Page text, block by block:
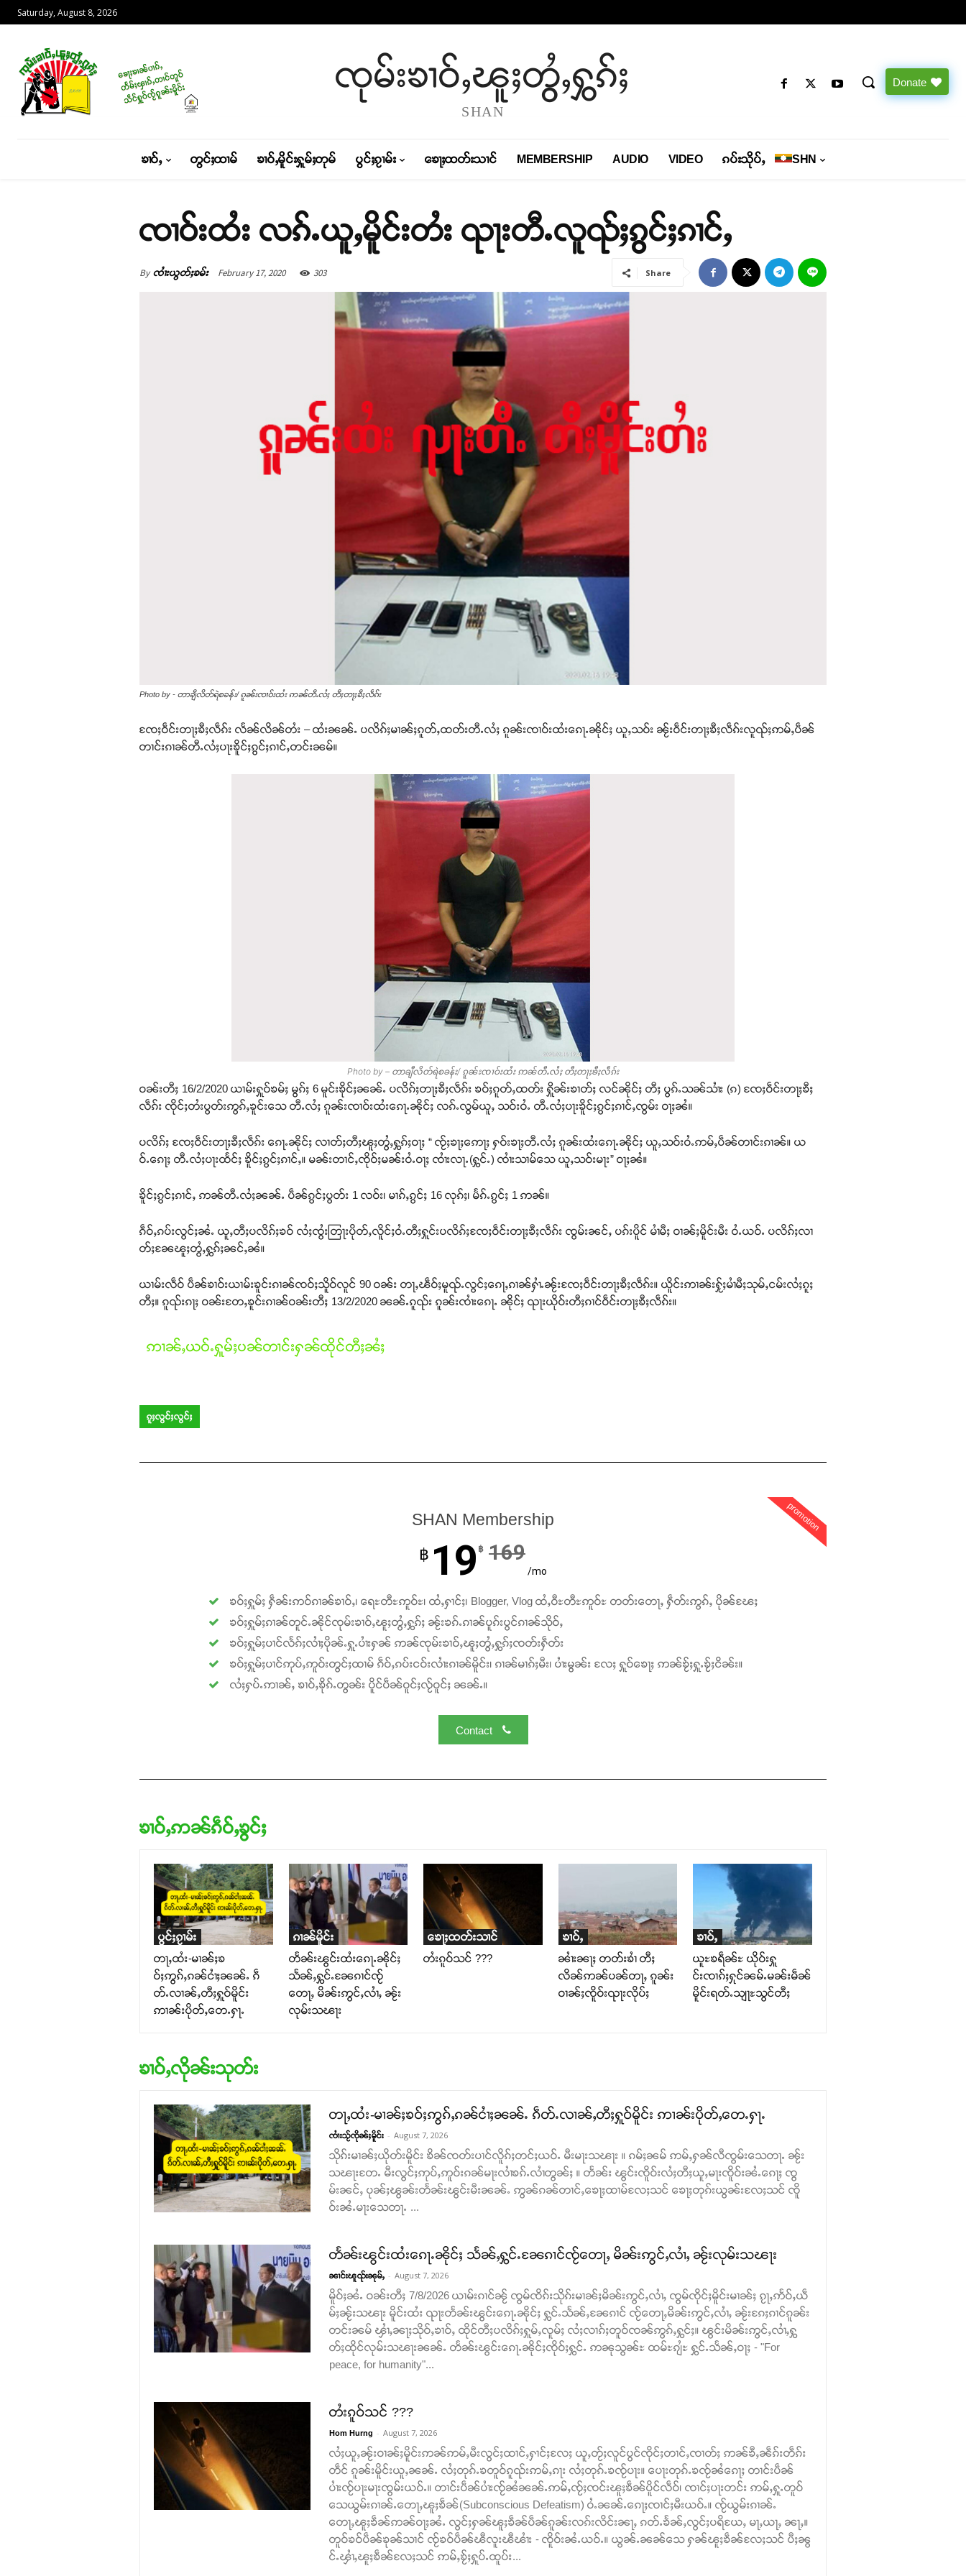
Saturday, August 8, 2026
ၸုမ်းၶၢဝ်ႇၽူႈတွႆႇႁွၵ်ႈ
SHAN
Donate
ၶၢဝ်ႇ တွင်ႈထၢမ် ၶၢဝ်ႇမိူင်းႁူမ်ႈတုမ် ပွင်ႈၵႂၢမ်း ၶေႃႈထတ်းသၢင် MEMBERSHIP AUDIO VIDEO ၵပ်းသိုပ်ႇ SHN
ၸၢဝ်းထႆး လၵ်ႉယူႇမိူင်းတႆး ၺႃးတီႉလူၺ်ႈၵွင်ႈၵၢင်ႇ
By ၸၢႆးယွတ်ႈၶမ်း February 17, 2020 303 Share
Photo by - တာချီလိတ်ရဲစခန်း/ ၵူၼ်းၸၢဝ်းထႆး ဢၼ်တီႉလႆႈ တီႈတႃႈၶီႈလဵၵ်း
ၸႄႈဝဵင်းတႃႈၶီႈလဵၵ်း လႅၼ်လိၼ်တႆး – ထႆးၼၼ်ႉ ပလိၵ်ႈမၢၼ်ႈၵူတ်ႇထတ်းတီႉလႆႈ ၵူၼ်းၸၢဝ်းထႆးၵေႃႉၼိုင်ႈ ယူႇသဝ်း ၼႂ်းဝဵင်းတႃႈၶီႈလဵၵ်းလူၺ်ႈဢမ်ႇပဵၼ်
တၢင်းၵၢၼ်တီႉလႆႈပႃးၶိူင်ႈၵွင်ႈၵၢင်ႇတင်းၼမ်။
Photo by – တာချီလိတ်ရဲစခန်း/ ၵူၼ်းၸၢဝ်းထႆး ဢၼ်တီႉလႆႈ တီႈတႃႈၶီႈလဵၵ်း
ဝၼ်းတီႈ 16/2/2020 ယၢမ်းႁူဝ်ၶမ်ႈ မွၵ်ႈ 6 မူင်းၶိုင်ႈၼၼ်ႉ ပလိၵ်ႈတႃႈၶီႈလဵၵ်း ၶဝ်ႈၵူတ်ႇထတ်း ႁိူၼ်းၶၢတ်ႈ လင်ၼိုင်ႈ တီႈ ပွၵ်ႉသၼ်သၢႆး (ၵ) ၸႄႈဝဵင်းတႃႈၶီႈ
လဵၵ်း ၸိုင်ႈတႆးပွတ်းဢွၵ်ႇၶူင်းသေ တီႉလႆႈ ၵူၼ်းၸၢဝ်းထႆးၵေႃႉၼိုင်ႈ လၵ်ႉလွမ်ယူႇ သဝ်းဝႆႉ တီႉလႆႈပႃးၶိူင်ႈၵွင်ႈၵၢင်ႇၸွမ်း ဝႃႈၼႆ။
ပလိၵ်ႈ ၸႄႈဝဵင်းတႃႈၶီႈလဵၵ်း ၵေႃႉၼိုင်ႈ လၢတ်ႈတီႈၽူႈတွႆႇႁွၵ်ႈဝႃႈ “ ၸႂ်ႈၶႃႈဢေႃႈ ႁဝ်းၶႃႈတီႉလႆႈ ၵူၼ်းထႆးၵေႃႉၼိုင်ႈ ယူႇသဝ်းဝႆႉဢမ်ႇပဵၼ်တၢင်းၵၢၼ်။ ယ
ဝ်ႉၵေႃႈ တီႉလႆႈပႃးထႅင်ႈ ၶိူင်ႈၵွင်ႈၵၢင်ႇ။ မၼ်းတၢင်ႇၸိုဝ်ႈမၼ်းဝႆႉဝႃႈ ၸၢႆးလႃႉ(ႁွင်ႉ) ၸၢႆးသၢမ်သေ ယူႇသဝ်းမႃး” ဝႃႈၼႆ။
ၶိူင်ႈၵွင်ႈၵၢင်ႇ ဢၼ်တီႉလႆႈၼၼ်ႉ ပဵၼ်ၵွင်ႈပွတ်း 1 လဝ်း၊ မၢၵ်ႇၵွင်ႈ 16 လုၵ်ႈ၊ မႅၵ်ႉၵွင်ႈ 1 ဢၼ်။
ၵဵဝ်ႇၵပ်းလွင်ႈၼႆႉ ယူႇတီႈပလိၵ်ႈၶဝ် လႆႈၸွႆးတြႃးပိုတ်ႇလိူင်ႈဝႆႉတီႈႁူင်းပလိၵ်ႈၸႄႈဝဵင်းတႃႈၶီႈလဵၵ်း ၸွမ်းၼင်ႇ ပၵ်းပိူင် မၢႆမီႈ ဝၢၼ်ႈမိူင်းမီး ဝႆႉယဝ်ႉ ပလိၵ်ႈလၢ
တ်ႈၼႄၽူႈတွႆႇႁွၵ်ႈၼင်ႇၼႆ။
ယၢမ်းလဵဝ် ပဵၼ်ၶၢဝ်းယၢမ်းၶူင်းၵၢၼ်ၸဝ်ႈသိူဝ်လူင် 90 ဝၼ်း တႃႇၽဵဝ်ႈမူၺ်ႉလွင်ႈၵေႃႇၵၢၼ်ႁၢႆႉၼႂ်းၸႄႈဝဵင်းတႃႈၶီႈလဵၵ်း။ ယိူင်းဢၢၼ်းႁႂ်ႈမၢႆမီႈသုမ်ႇငမ်းလႆႈၵူႈ
တီႈ။ ၵူၺ်းၵႃႈ ဝၼ်းတႄႇၶူင်းၵၢၼ်ဝၼ်းတီႈ 13/2/2020 ၼၼ်ႉၵူၺ်း ၵူၼ်းၸၢႆးၵေႃႉ ၼိုင်ႈ ၺႃးယိုဝ်းတီႈၵၢင်ဝဵင်းတႃႈၶီႈလဵၵ်း။
ဢၢၼ်ႇယဝ်ႉႁူမ်ႈပၼ်တၢင်းႁၼ်ထိုင်တီႈၼႆႈ
ၵူႈလွင်ႈလွင်ႈ
promotion
SHAN Membership
฿ 19 ฿ 169
/mo
ၶဝ်ႈႁူမ်ႈ ႁဵၼ်းဢဝ်ၵၢၼ်ၶၢဝ်ႇ၊ ရေႊတီႊဢူဝ်ႊ၊ ထႆႇႁၢင်ႈ၊ Blogger, Vlog ထႆႇဝီႊတီႊဢူဝ်ႊ တတ်းတေႃႇ ႁဵတ်းဢွၵ်ႇ ပိုၼ်ၽႄႈ
ၶဝ်ႈႁူမ်ႈၵၢၼ်တူင်ႉၼိုင်ၸုမ်းၶၢဝ်ႇၽူႈတွႆႇႁွၵ်ႈ ၼႂ်းၶၵ်ႉၵၢၼ်ပူၵ်းပွင်ၵၢၼ်သိုဝ်ႇ
ၶဝ်ႈႁူမ်ႈပၢင်လႅၵ်ႈလၢႆႈပိုၼ်ႉႁူႉပၢႆးႁၼ် ဢၼ်ၸုမ်းၶၢဝ်ႇၽူႈတွႆႇႁွၵ်ႈၸတ်းႁဵတ်း
ၶဝ်ႈႁူမ်ႈပၢင်ဢုပ်ႇဢူဝ်းတွင်ႈထၢမ် ၵဵဝ်ႇၵပ်းငဝ်းလၢႆးၵၢၼ်မိူင်း၊ ၵၢၼ်မၢၵ်ႈမီး၊ ပၢႆးမွၼ်း လႄႈ ႁူဝ်ၶေႃႈ ဢၼ်ၶႂ်ႈႁူႉၶႂ်ႈငိၼ်း။
လႆႈႁပ်ႉဢၢၼ်ႇ ၶၢဝ်ႇၶိုၵ်ႉတွၼ်း ပိူင်ပဵၼ်ဝူင်ႈလႂ်ဝူင်ႈ ၼၼ်ႉ။
Contact
ၶၢဝ်ႇဢၼ်ၵဵဝ်ႇၶွင်ႈ
ပွင်ႈၵႂၢမ်း
တႃႇထႆး-မၢၼ်ႈၶ
ဝ်ႈဢွၵ်ႇၵၼ်ငၢႆႈၼၼ်ႉ ၵဵ
တ်ႉလၢၼ်ႇတီႈႁူဝ်မိူင်း
ဢၢၼ်းပိုတ်ႇတေႉႁႃႉ
ၵၢၼ်မိူင်း
တႅၼ်းၽွင်းထႆးၵေႃႉၼိုင်ႈ
သႅၼ်ႇႁွင်ႉၼႄၵၢင်ၸႂ်
တေႃႇ မိၼ်းဢွင်ႇလၢႆႇ ၼႂ်း
လုမ်းသၽႃး
ၶေႃႈထတ်းသၢင်
တႆးၵူဝ်သင် ???
ၶၢဝ်ႇ
ၼၢႆးၼႃႈ တတ်းၶၢႆ တီႈ
လိၼ်ဢၼ်ပၼ်တႃႇ ၵူၼ်း
ဝၢၼ်ႈၸိူဝ်းၺႃးလိုပ်ႈ
ၶၢဝ်ႇ
ယူႊၶရဵၼ်ႊ ယိုဝ်းႁူ
င်းၸၢၵ်ႈႁုင်ၼမ်ႉမၼ်းမဵၼ်
မိူင်းရတ်ႉသျႃႊသွင်တီႈ
ၶၢဝ်ႇလိုၼ်းသုတ်း
တႃႇထႆး-မၢၼ်ႈၶဝ်ႈဢွၵ်ႇၵၼ်ငၢႆႈၼၼ်ႉ ၵဵတ်ႉလၢၼ်ႇတီႈႁူဝ်မိူင်း ဢၢၼ်းပိုတ်ႇတေႉႁႃႉ
ၸၢႆးသႂ်ၸိုၼ်ႈမိူင်း - August 7, 2026
သိုၵ်းမၢၼ်ႈယိုတ်းမိူင်း ၶိၼ်ၸတ်းပၢင်လိူၵ်ႈတင်ႈယဝ်ႉ မီးမႃးသၽႃး ။ ၵမ်ႈၼမ် ဢမ်ႇႁၼ်လီၸွမ်းသေတႃႉ ၼႂ်း
သၽႃးတႄႉ မီးလွင်ႈဢုပ်ႇဢူဝ်းၵၼ်မႃးလၢႆၶၵ်ႉလၢႆတွၼ်ႈ ။ တႅၼ်း ၽွင်းၸိူဝ်းလႆႈတီႈယူႇမႃးၸိူဝ်းၼႆႉၵေႃႈ ၸွ
မ်းၼင်ႇ ပုၼ်ႈၽွၼ်းတႅၼ်းၽွင်းမီးၼၼ်ႉ ဢွၼ်ၵၼ်တၢင်ႇၶေႃႈထၢမ်လႄႈသင် ၶေႃႈတုၵ်းယွၼ်းလႄႈသင် ၸိူ
ဝ်းၼႆႉမႃးသေတႃႉ ...
တႅၼ်းၽွင်းထႆးၵေႃႉၼိုင်ႈ သႅၼ်ႇႁွင်ႉၼႄၵၢင်ၸႂ်တေႃႇ မိၼ်းဢွင်ႇလၢႆႇ ၼႂ်းလုမ်းသၽႃး
ၼၢင်းၽူၺ်းၼုမ်ႇ - August 7, 2026
မိူဝ်ႈၼႆႉ ဝၼ်းတီႈ 7/8/2026 ယၢမ်းၵၢင်ၼႂ် ၸွမ်ၸိၵ်းသိုၵ်းမၢၼ်ႈမိၼ်းဢွင်ႇလၢႆႇ ၸွမ်ၸိုင်ႈမိူင်းမၢၼ်ႈ ၵႂႃႇဢႅဝ်ႇယဵ
မ်ႈၼႂ်းသၽႃး မိူင်းထႆး ၺႃးတႅၼ်းၽွင်းၵေႃႉၼိုင်ႈ ႁွင်ႉသႅၼ်ႇၼႄၵၢင် ၸႂ်တေႃႇမိၼ်းဢွင်ႇလၢႆႇ ၼႂ်းၵႄႈၵၢင်ၵူၼ်း
တင်းၼမ် ၾၢႆႇၼႃႈသိုဝ်ႇၶၢဝ်ႇ ထိုင်တီႈပလိၵ်ႈႁူမ်ႇလူမ်ႈ လႆႈလၢၵ်ႈတူဝ်ၸၼ်ဢွၵ်ႇႁွင်ႈ။ ၽွင်းမိၼ်းဢွင်ႇလၢႆႇႁွ
တ်ႈထိုင်လုမ်းသၽႃးၼၼ်ႉ တႅၼ်းၽွင်းၵေႃႉၼိုင်ႈၸိုဝ်ႈႁွင်ႉ ဢၼုသွၼ်ႊ ထမ်ႊၵျႆႊ ႁွင်ႉသႅၼ်ႇဝႃႈ - "For
peace, for humanity"...
တႆးၵူဝ်သင် ???
Hom Hurng - August 7, 2026
လႆႈယူႇၼႂ်းဝၢၼ်ႈမိူင်းဢၼ်ဢမ်ႇမီးလွင်ႈထၢင်ႇႁၢင်ႈလႄႈ ယူႇတႂ်ႈလူင်ပွင်ၸိုင်ႈတၢင်ႇၸၢတ်ႈ ဢၼ်ၶီႇၼဵၵ်းတဵၵ်း
တဵင် ၵူၼ်းမိူင်းယူႇၼၼ်ႉ လႆႈတုၵ်ႉၶတူဝ်ၵူၺ်းဢမ်ႇၵႃး လႆႈတုၵ်ႉၶၸႂ်ပႃး။ ပေႃးတုၵ်ႉၶၸႂ်ၼႆၵေႃႈ တၢင်းပဵၼ်
ပၢႆးၸႂ်ပႃးမႃးၸွမ်းယဝ်ႉ။ တၢင်းပဵၼ်ပၢႆးၸႂ်ၼႆၼၼ်ႉဢမ်ႇၸႂ်ႈၸင်းၽူႈၶဵၼ်ပိူင်လဵဝ်၊ ၸၢင်ႈပႃးတင်း ဢမ်ႇႁူႉတူဝ်
သေယွမ်းၵၢၼ်ႉတေႃႇၽူႈၶဵၼ်(Subconscious Defeatism) ဝႆႉၼၼ်ႉၵေႃႈၸၢင်ႈမီးယဝ်ႉ။ ၸႂ်ယွမ်းၵၢၼ်ႉ
တေႃႇၽူႈၶဵၼ်ဢၼ်ဝႃႈၼႆႉ လွင်ႈႁၼ်ၽူႈၶဵၼ်ပဵၼ်ၵူၼ်းလၵ်းလိင်းၼႃႇ ၵတ်ႉၶႅၼ်ႇလွင်ႈပရိယႄႇ မႃႇယႃႇ ၼႃႇ။
တူဝ်ၶဝ်ပဵၼ်ၶုၼ်သၢင် ၸႂ်ၶဝ်ပဵၼ်ၽီလူးၽီၽၢႆး - ၸိူဝ်းၼႆႉယဝ်ႉ။ ယွၼ်ႉၼၼ်သေ ႁၼ်ၽူႈၶဵၼ်လႄႈသင် ပီႈၼွ
င်ႉၾၢႆႇၽူႈၶဵၼ်လႄႈသင် ဢမ်ႇၶႂ်ႈႁူပ်ႉထူပ်း...